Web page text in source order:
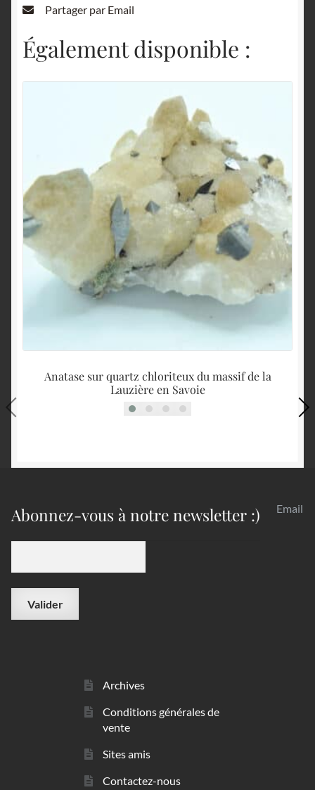
Partager par Email
Également disponible :
Anatase sur quartz chloriteux du massif de la
Lauzière en Savoie
Abonnez-vous à notre newsletter :) Email
Archives
Conditions générales de
vente
Sites amis
Contactez-nous